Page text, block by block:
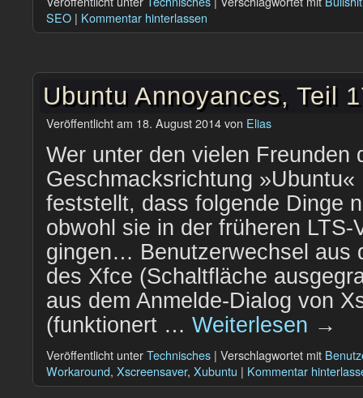
SEO | Kommentar hinterlassen
Ubuntu Annoyances, Teil
Veröffentlicht am 18. August 2014von Elias
Wer unter den vielen Freunden
Geschmacksrichtung
feststellt, dass folgende Dinge
obwohl sie in der früheren LTS-
gingen… Benutzerwechsel aus
des Xfce (Schaltfläche
aus dem Anmelde-Dialog von
(funktionert … Weiterlesen →
Veröffentlicht unterTechnisches | Verschlagwortet mit
Workaround, Xscreensaver, Xubuntu | Kommentar